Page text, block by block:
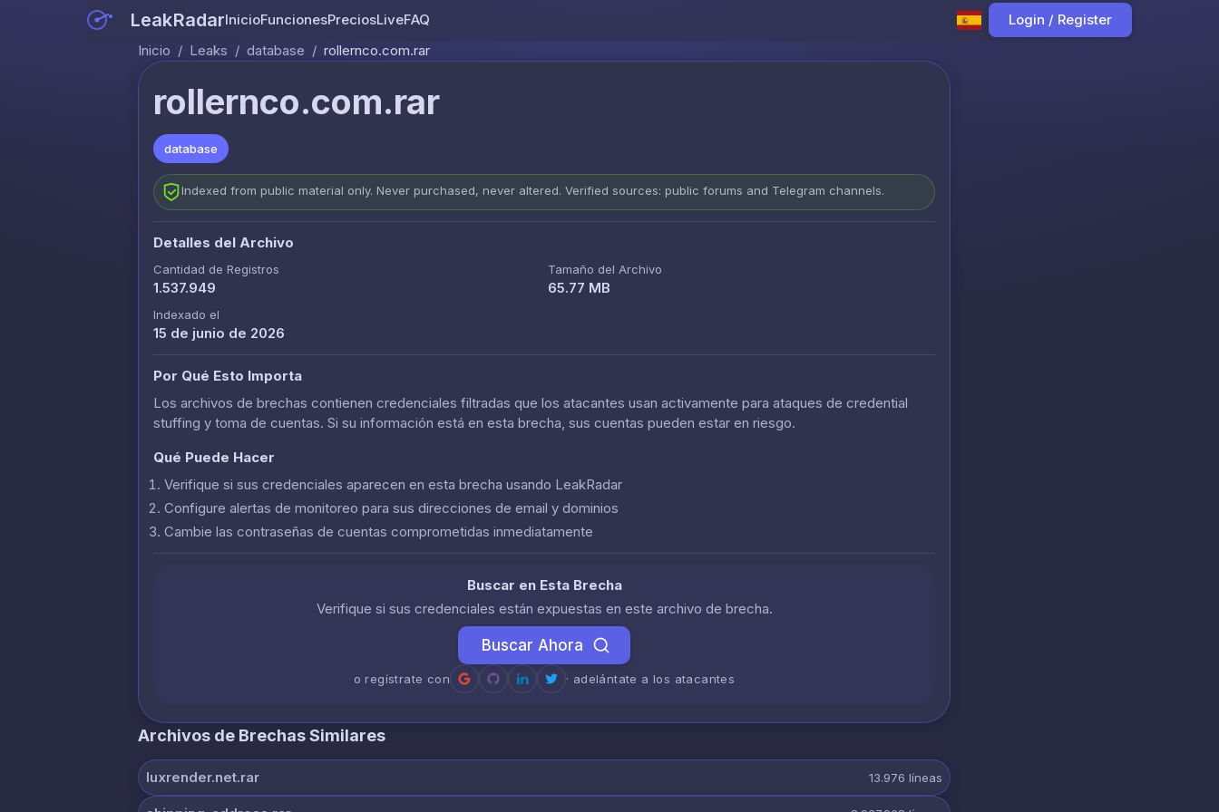
LeakRadarInicioFuncionesPreciosLiveFAQ
Login / Register
Inicio / Leaks / database / rollernco.com.rar
rollernco.com.rar
database
Indexed from public material only. Never purchased, never altered. Verified sources: public forums and Telegram channels.
Detalles del Archivo
Cantidad de Registros
1.537.949
Tamaño del Archivo
65.77 MB
Indexado el
15 de junio de 2026
Por Qué Esto Importa
Los archivos de brechas contienen credenciales filtradas que los atacantes usan activamente para ataques de credential
stuffing y toma de cuentas. Si su información está en esta brecha, sus cuentas pueden estar en riesgo.
Qué Puede Hacer
Verifique si sus credenciales aparecen en esta brecha usando LeakRadar
Configure alertas de monitoreo para sus direcciones de email y dominios
Cambie las contraseñas de cuentas comprometidas inmediatamente
Buscar en Esta Brecha
Verifique si sus credenciales están expuestas en este archivo de brecha.
Buscar Ahora
o regístrate con · adelántate a los atacantes
Archivos de Brechas Similares
luxrender.net.rar 13.976 líneas